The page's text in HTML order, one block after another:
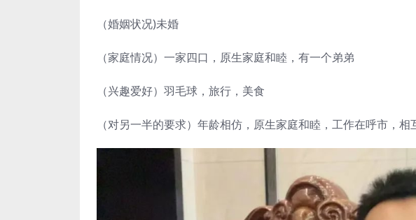
（婚姻状况)未婚
（家庭情况）一家四口，原生家庭和睦，有一个弟弟
（兴趣爱好）羽毛球，旅行，美食
（对另一半的要求）年龄相仿，原生家庭和睦，工作在呼市，